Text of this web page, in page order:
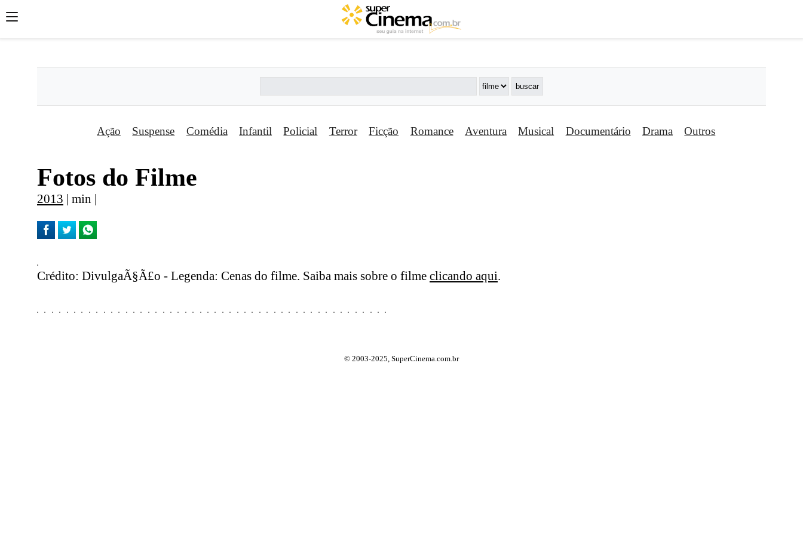
';';
Ação Suspense Comédia Infantil Policial Terror Ficção Romance Aventura Musical Documentário Drama Outros
Fotos do Filme
2013 | min |
Crédito: DivulgaÃ§Ã£o - Legenda: Cenas do filme. Saiba mais sobre o filme clicando aqui.
© 2003-2025, SuperCinema.com.br